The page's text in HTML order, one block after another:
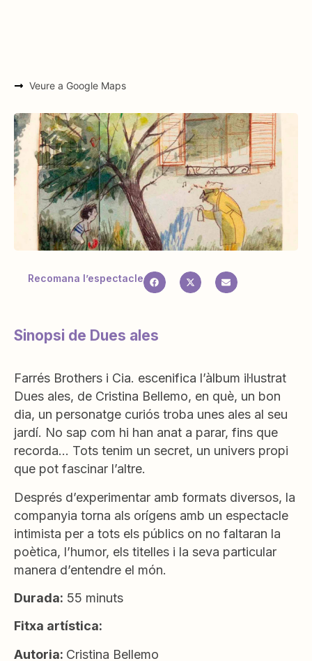
Veure a Google Maps
Recomana l’espectacle
Sinopsi de Dues ales
Farrés Brothers i Cia. escenifica l’àlbum il·lustrat
Dues ales, de Cristina Bellemo, en què, un bon
dia, un personatge curiós troba unes ales al seu
jardí. No sap com hi han anat a parar, fins que
recorda… Tots tenim un secret, un univers propi
que pot fascinar l’altre.
Després d’experimentar amb formats diversos, la
companyia torna als orígens amb un espectacle
intimista per a tots els públics on no faltaran la
poètica, l’humor, els titelles i la seva particular
manera d’entendre el món.
Durada: 55 minuts
Fitxa artística:
Autoria: Cristina Bellemo